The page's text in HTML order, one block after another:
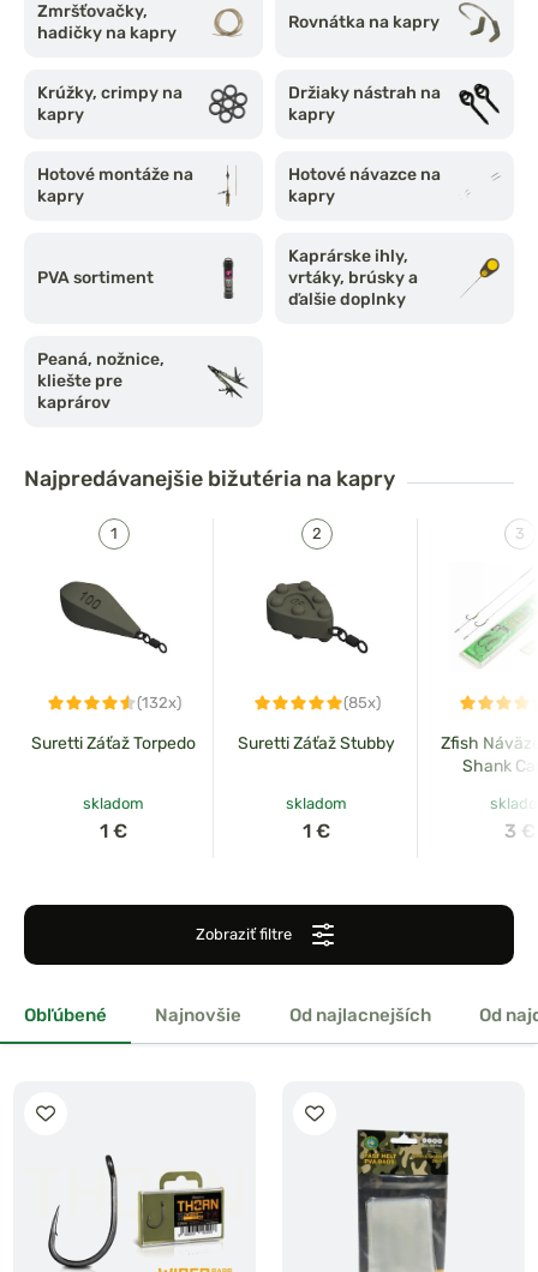
Zmršťovačky,
hadičky na kapry
Rovnátka na kapry
Krúžky, crimpy na
kapry
Držiaky nástrah na
kapry
Hotové montáže na
kapry
Hotové návazce na
kapry
PVA sortiment
Kaprárske ihly,
vrtáky, brúsky a
ďalšie doplnky
Peaná, nožnice,
kliešte pre
kaprárov
Najpredávanejšie bižutéria na kapry
(132x)
Suretti Záťaž Torpedo
skladom
1 €
(85x)
Suretti Záťaž Stubby
skladom
1 €
Zfish
Shank
3 €
Zobraziť filtre
Obľúbené Najnovšie Od najlacnejších Od